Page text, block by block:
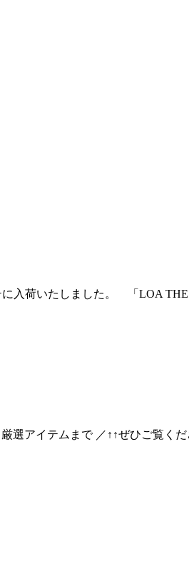
入荷いたしました。 「LOA
アイテムまで ／↑↑ぜひご覧く